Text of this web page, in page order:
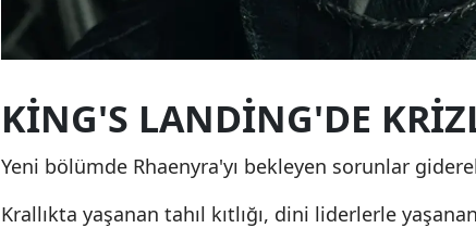
KING'S LANDING'DE
Yeni bölümde Rhaenyra'yı bekleyen sorunlar
Krallıkta yaşanan tahıl kıtlığı, dini liderlerle